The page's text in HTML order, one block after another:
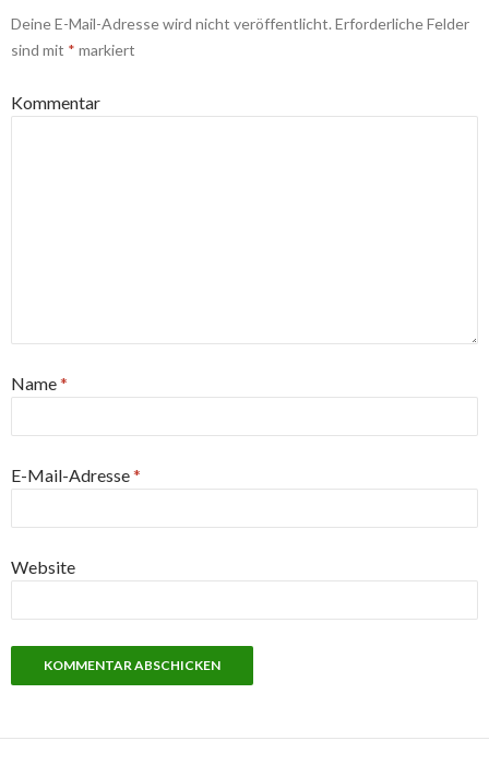
Deine E-Mail-Adresse wird nicht veröffentlicht. Erforderliche Felder
sind mit * markiert
Kommentar
Name*
E-Mail-Adresse*
Website